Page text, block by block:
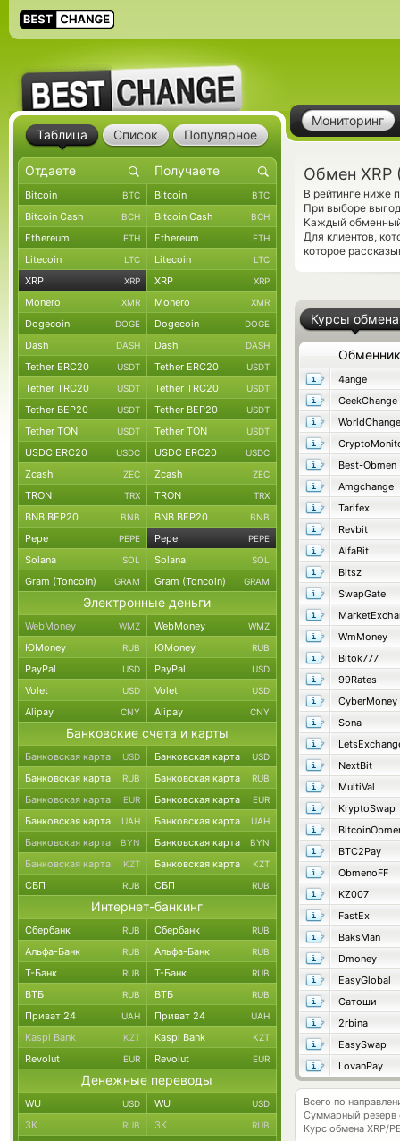
Мониторинг
Обмен XRP
В рейтинге ниже
При выборе
Каждый обменный
Для клиентов,
которое
Курсы обмена
Обменник
4ange
GeekChange
WorldChange
Best-Obmen
Amgchange
Tarifex
Revbit
AlfaBit
Bitsz
SwapGate
WmMoney
Bitok777
99Rates
CyberMoney
Sona
NextBit
MultiVal
KryptoSwap
BTC2Pay
ObmenoFF
KZ007
FastEx
BaksMan
Dmoney
EasyGlobal
Сатоши
2rbina
EasySwap
LovanPay
Всего по
Суммарный резерв
Курс обмена XRP/
Таблица Список Популярное
Bitcoin BTC Bitcoin BTC
Bitcoin Cash BCH Bitcoin Cash BCH
Ethereum ETH Ethereum ETH
Litecoin LTC Litecoin LTC
XRP XRP XRP XRP
Monero XMR Monero XMR
Dogecoin DOGE Dogecoin DOGE
Dash DASH Dash DASH
Tether ERC20 USDT Tether ERC20 USDT
Tether TRC20 USDT Tether TRC20 USDT
Tether BEP20 USDT Tether BEP20 USDT
Tether TON USDT Tether TON USDT
USDC ERC20 USDC USDC ERC20 USDC
Zcash ZEC Zcash ZEC
TRON TRX TRON TRX
BNB BEP20 BNB BNB BEP20 BNB
Pepe PEPE Pepe PEPE
Solana SOL Solana SOL
Gram (Toncoin) GRAM Gram (Toncoin) GRAM
Электронные деньги
WebMoney WMZ WebMoney WMZ
ЮMoney RUB ЮMoney RUB
PayPal USD PayPal USD
Volet USD Volet USD
Alipay CNY Alipay CNY
Банковские счета и карты
Банковская карта USD Банковская карта USD
Банковская карта RUB Банковская карта RUB
Банковская карта EUR Банковская карта EUR
Банковская карта UAH Банковская карта UAH
Банковская карта BYN Банковская карта BYN
Банковская карта KZT Банковская карта KZT
СБП RUB СБП RUB
Интернет-банкинг
Сбербанк RUB Сбербанк RUB
Альфа-Банк RUB Альфа-Банк RUB
Т-Банк RUB Т-Банк RUB
ВТБ RUB ВТБ RUB
Приват 24 UAH Приват 24 UAH
Kaspi Bank KZT Kaspi Bank KZT
Revolut EUR Revolut EUR
Денежные переводы
WU USD WU USD
ЗК RUB ЗК RUB